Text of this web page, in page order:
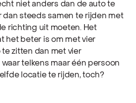
niet anders dan de auto te
dan steeds samen te rijden met
richting uit moeten. Het
het beter is om met vier
zitten dan met vier
waar telkens maar één persoon
locatie te rijden, toch?